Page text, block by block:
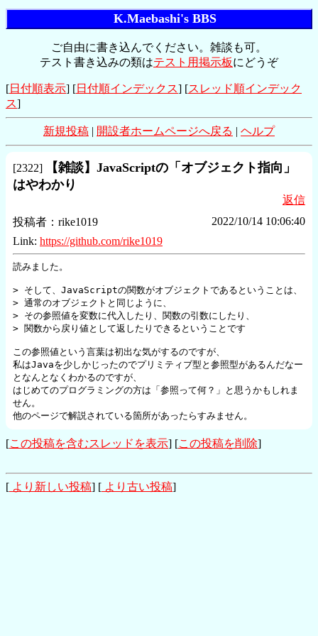
K.Maebashi's BBS
ご自由に書き込んでください。雑談も可。
テスト書き込みの類はテスト用掲示板にどうぞ
[日付順表示] [日付順インデックス] [スレッド順インデック
ス]
新規投稿 | 開設者ホームページへ戻る | ヘルプ
[2322]
【雑談】JavaScriptの「オブジェクト指向」
はやわかり
返信
投稿者： rike1019
2022/10/14 10:06:40
Link: https://github.com/rike1019
読みました。
> そして、JavaScriptの関数がオブジェクトであるということは、
> 通常のオブジェクトと同じように、
> その参照値を変数に代入したり、関数の引数にしたり、
> 関数から戻り値として返したりできるということです
この参照値という言葉は初出な気がするのですが、
私はJavaを少しかじったのでプリミティブ型と参照型があるんだなー
となんとなくわかるのですが、
はじめてのプログラミングの方は「参照って何？」と思うかもしれま
せん。
他のページで解説されている箇所があったらすみません。
[この投稿を含むスレッドを表示] [この投稿を削除]
[ より新しい投稿] [ より古い投稿]